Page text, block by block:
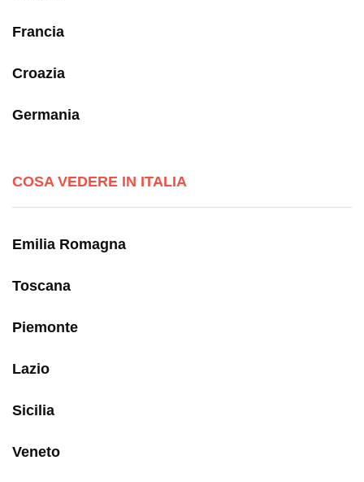
Francia
Croazia
Germania
COSA VEDERE IN ITALIA
Emilia Romagna
Toscana
Piemonte
Lazio
Sicilia
Veneto